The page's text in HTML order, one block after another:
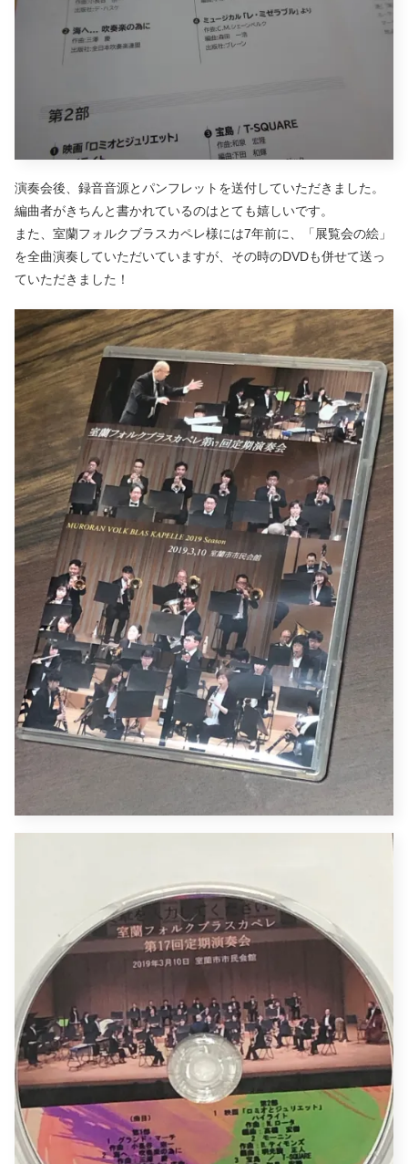
演奏会後、録音音源とパンフレットを送付していただきました。
編曲者がきちんと書かれているのはとても嬉しいです。
また、室蘭フォルクブラスカペレ様には7年前に、「展覧会の絵」
を全曲演奏していただいていますが、その時のDVDも併せて送っ
ていただきました！